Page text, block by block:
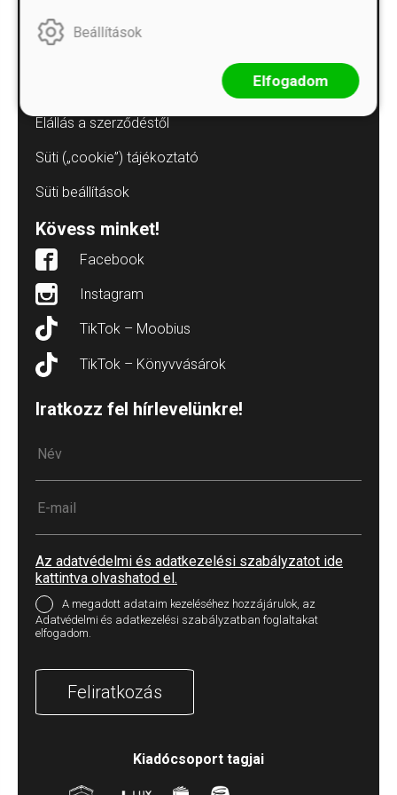
Kommentelési szabályzat
Elállás a szerződéstől
Süti („cookie”) tájékoztató
Süti beállítások
Kövess minket!
Facebook
Instagram
TikTok – Moobius
TikTok – Könyvvásárok
Iratkozz fel hírlevelünkre!
Az adatvédelmi és adatkezelési szabályzatot ide
kattintva olvashatod el.
A megadott adataim kezeléséhez hozzájárulok, az
Adatvédelmi és adatkezelési szabályzatban foglaltakat
elfogadom.
Feliratkozás
Kiadócsoport tagjai
Beállítások
Elfogadom